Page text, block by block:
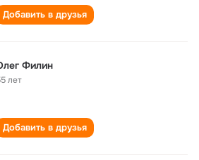
Добавить в друзья
Филин
лет
Добавить в друзья